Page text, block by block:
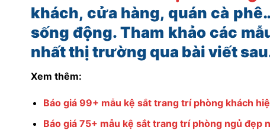
khách, cửa hàng, quán cà
sống động. Tham khảo các
nhất thị trường qua bài viết
Xem thêm:
Báo giá 99+ mẫu kệ sắt trang trí phòng khách
Báo giá 75+ mẫu kệ sắt trang trí phòng ngủ đẹp